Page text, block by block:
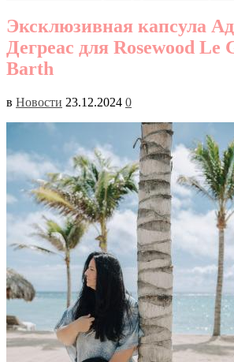
Эксклюзивная капсула
Дегреас для Rosewood Le
Barth
в Новости 23.12.2024 0